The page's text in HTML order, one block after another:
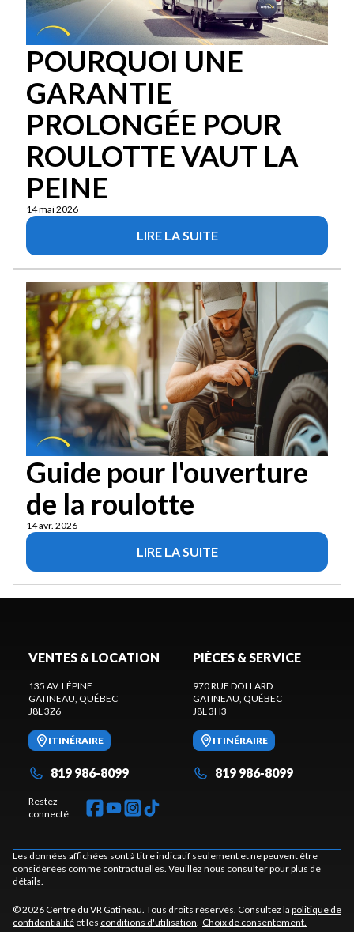
POURQUOI UNE
GARANTIE
PROLONGÉE POUR
ROULOTTE VAUT LA
PEINE
14 mai 2026
LIRE LA SUITE
Guide pour l'ouverture
de la roulotte
14 avr. 2026
LIRE LA SUITE
VENTES & LOCATION
135 AV. LÉPINE
GATINEAU, QUÉBEC
J8L 3Z6
ITINÉRAIRE
819 986-8099
Restez
connecté
PIÈCES & SERVICE
970 RUE DOLLARD
GATINEAU, QUÉBEC
J8L 3H3
ITINÉRAIRE
819 986-8099
Les données affichées sont à titre indicatif seulement et ne peuvent être
considérées comme contractuelles. Veuillez nous consulter pour plus de
détails.
© 2026 Centre du VR Gatineau. Tous droits réservés. Consultez la politique de
confidentialité et les conditions d'utilisation. Choix de consentement.